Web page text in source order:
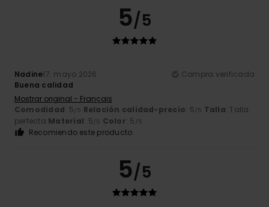
5/5
Nadine17. mayo 2026
Compra verificada
Buena calidad
Mostrar original - Français
Comodidad: 5/5 Relación calidad-precio: 5/5 Talla: Talla
perfecta Material: 5/5 Color: 5 /5
Recomiendo este producto
5/5